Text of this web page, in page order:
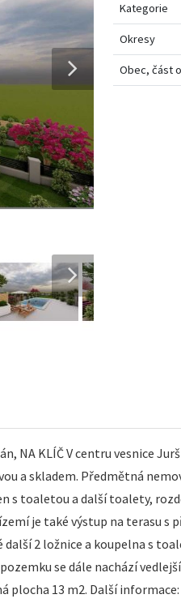
Kategorie
Okresy
Obec, část
NA KLÍČ V centru vesnice
a skladem. Předmětná
s toaletou a další toalety,
je také výstup na terasu s
2 ložnice a koupelna s
se dále nachází
plocha 13 m2. Další